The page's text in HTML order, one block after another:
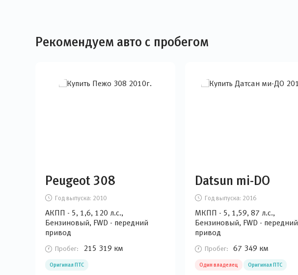
Рекомендуем авто с пробегом
Peugeot 308
Год выпуска: 2010
АКПП - 5, 1,6, 120 л.с.,
Бензиновый, FWD - передний
привод
Пробег: 215 319 км
Оригинал ПТС
Datsun mi-DO
Год выпуска: 2016
МКПП - 5, 1,59, 87 л.с.,
Бензиновый, FWD - передний
привод
Пробег: 67 349 км
Один владелец Оригинал ПТС